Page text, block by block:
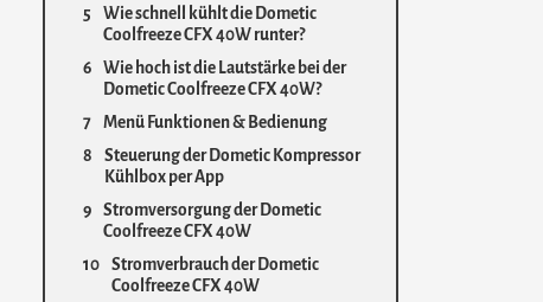
Wie schnell kühlt die Dometic
Coolfreeze CFX 40W runter?
Wie hoch ist die Lautstärke bei der
Dometic Coolfreeze CFX 40W?
Menü Funktionen & Bedienung
Steuerung der Dometic Kompressor
Kühlbox per App
Stromversorgung der Dometic
Coolfreeze CFX 40W
Stromverbrauch der Dometic
Coolfreeze CFX 40W